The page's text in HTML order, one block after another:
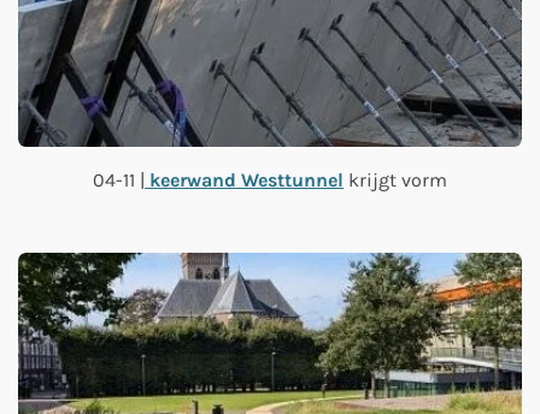
04-11 | keerwand Westtunnel krijgt vorm